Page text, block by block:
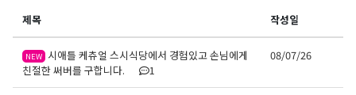
제목 작성일
NEW 시애틀 케츄얼 스시식당에서 경험있고 손님에게
친절한 써버를 구합니다.
1
08/07/26